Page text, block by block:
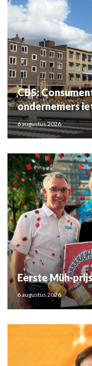
CBS:
ondernemers
6 augustus 2026
Eerste Müh-
6 augustus 2026